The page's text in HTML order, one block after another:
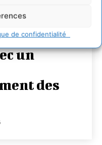
de confidentialité
le
un
des